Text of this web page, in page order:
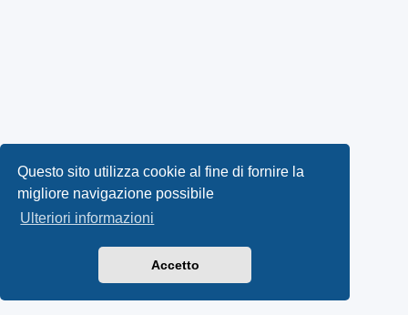
Questo sito utilizza cookie al fine di fornire la
migliore navigazione possibile
Ulteriori informazioni
Accetto